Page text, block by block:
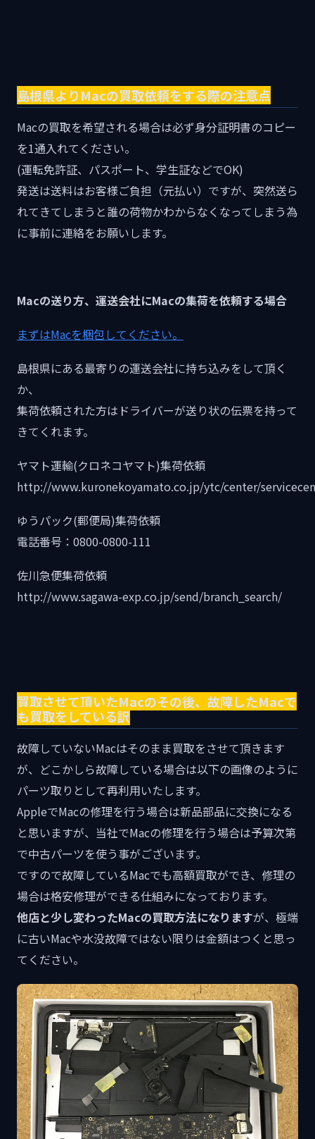
島根県よりMacの買取依頼をする際の注意点
Macの買取を希望される場合は必ず身分証明書のコピー
を1通入れてください。
(運転免許証、パスポート、学生証などでOK)
発送は送料はお客様ご負担（元払い）ですが、突然送ら
れてきてしまうと誰の荷物かわからなくなってしまう為
に事前に連絡をお願いします。
Macの送り方、運送会社にMacの集荷を依頼する場合
まずはMacを梱包してください。
島根県にある最寄りの運送会社に持ち込みをして頂く
か、
集荷依頼された方はドライバーが送り状の伝票を持って
きてくれます。
ヤマト運輸(クロネコヤマト)集荷依頼
http://www.kuronekoyamato.co.jp/ytc/center/
ゆうパック(郵便局)集荷依頼
電話番号：0800-0800-111
佐川急便集荷依頼
http://www.sagawa-exp.co.jp/send/branch_search/
買取させて頂いたMacのその後、故障したMacで
も買取をしている訳
故障していないMacはそのまま買取をさせて頂きます
が、どこかしら故障している場合は以下の画像のように
パーツ取りとして再利用いたします。
AppleでMacの修理を行う場合は新品部品に交換になる
と思いますが、当社でMacの修理を行う場合は予算次第
で中古パーツを使う事がございます。
ですので故障しているMacでも高額買取ができ、修理の
場合は格安修理ができる仕組みになっております。
他店と少し変わったMacの買取方法になりますが、極端
に古いMacや水没故障ではない限りは金額はつくと思っ
てください。